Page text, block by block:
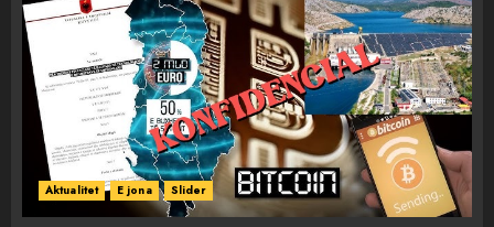
Aktualitet E jona Slider